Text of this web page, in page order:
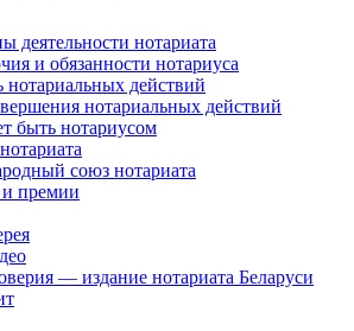
деятельности нотариата
и обязанности нотариуса
нотариальных действий
нотариальных действий
быть нотариусом
союз нотариата
премии
— издание нотариата Беларуси